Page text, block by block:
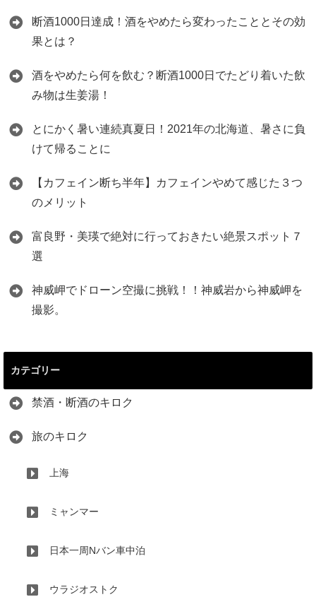
断酒1000日達成！酒をやめたら変わったこととその効
果とは？
酒をやめたら何を飲む？断酒1000日でたどり着いた飲
み物は生姜湯！
とにかく暑い連続真夏日！2021年の北海道、暑さに負
けて帰ることに
【カフェイン断ち半年】カフェインやめて感じた３つ
のメリット
富良野・美瑛で絶対に行っておきたい絶景スポット７
選
神威岬でドローン空撮に挑戦！！神威岩から神威岬を
撮影。
カテゴリー
禁酒・断酒のキロク
旅のキロク
上海
ミャンマー
日本一周Nバン車中泊
ウラジオストク